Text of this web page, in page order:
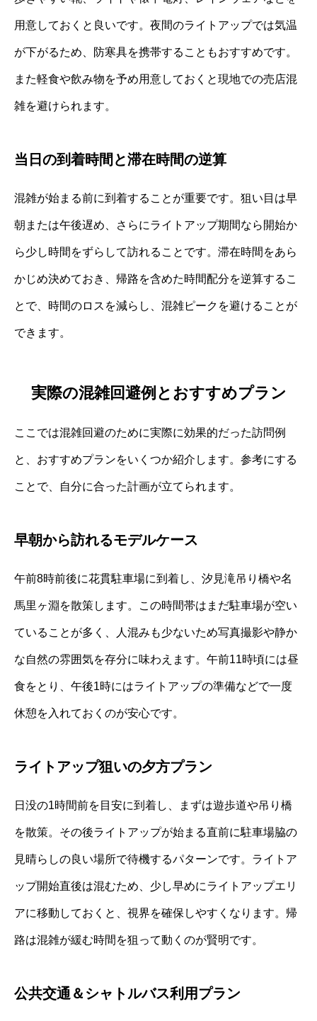
用意しておくと良いです。夜間のライトアップでは気温
が下がるため、防寒具を携帯することもおすすめです。
また軽食や飲み物を予め用意しておくと現地での売店混
雑を避けられます。
当日の到着時間と滞在時間の逆算
混雑が始まる前に到着することが重要です。狙い目は早
朝または午後遅め、さらにライトアップ期間なら開始か
ら少し時間をずらして訪れることです。滞在時間をあら
かじめ決めておき、帰路を含めた時間配分を逆算するこ
とで、時間のロスを減らし、混雑ピークを避けることが
できます。
実際の混雑回避例とおすすめプラン
ここでは混雑回避のために実際に効果的だった訪問例
と、おすすめプランをいくつか紹介します。参考にする
ことで、自分に合った計画が立てられます。
早朝から訪れるモデルケース
午前8時前後に花貫駐車場に到着し、汐見滝吊り橋や名
馬里ヶ淵を散策します。この時間帯はまだ駐車場が空い
ていることが多く、人混みも少ないため写真撮影や静か
な自然の雰囲気を存分に味わえます。午前11時頃には昼
食をとり、午後1時にはライトアップの準備などで一度
休憩を入れておくのが安心です。
ライトアップ狙いの夕方プラン
日没の1時間前を目安に到着し、まずは遊歩道や吊り橋
を散策。その後ライトアップが始まる直前に駐車場脇の
見晴らしの良い場所で待機するパターンです。ライトア
ップ開始直後は混むため、少し早めにライトアップエリ
アに移動しておくと、視界を確保しやすくなります。帰
路は混雑が緩む時間を狙って動くのが賢明です。
公共交通＆シャトルバス利用プラン